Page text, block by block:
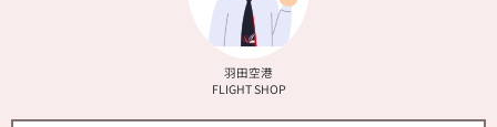
羽田空港
FLIGHT SHOP